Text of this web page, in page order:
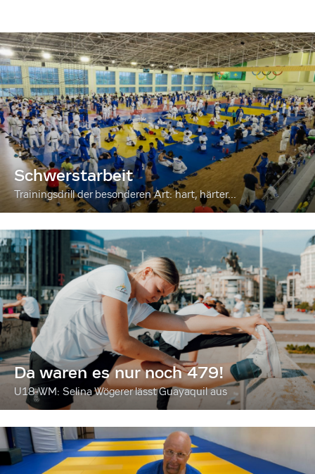
Schwerstarbeit
Trainingsdrill der besonderen Art: hart, härter...
Da waren es nur noch 479!
U18-WM: Selina Wögerer lässt Guayaquil aus